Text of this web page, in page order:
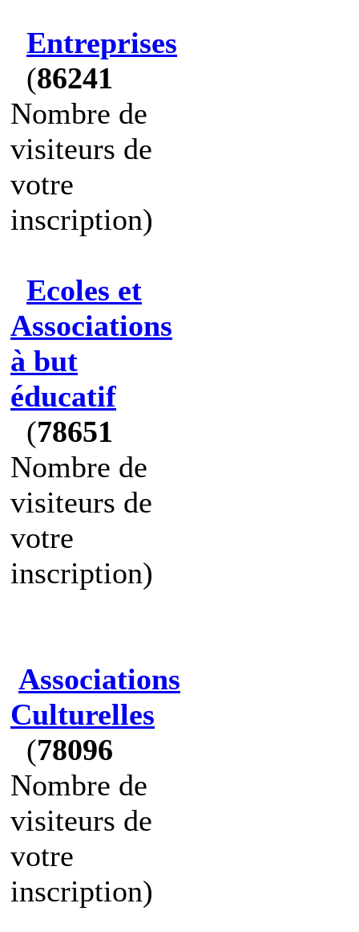
Entreprises
(86241
Nombre de
visiteurs de
votre
inscription)
Ecoles et
Associations
à but
éducatif
(78651
Nombre de
visiteurs de
votre
inscription)
Associations
Culturelles
(78096
Nombre de
visiteurs de
votre
inscription)